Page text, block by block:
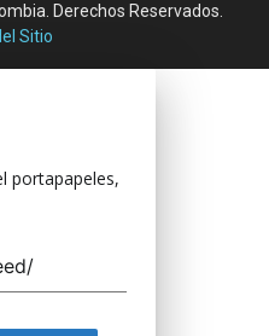
Derechos Reservados.
Sitio
portapapeles,